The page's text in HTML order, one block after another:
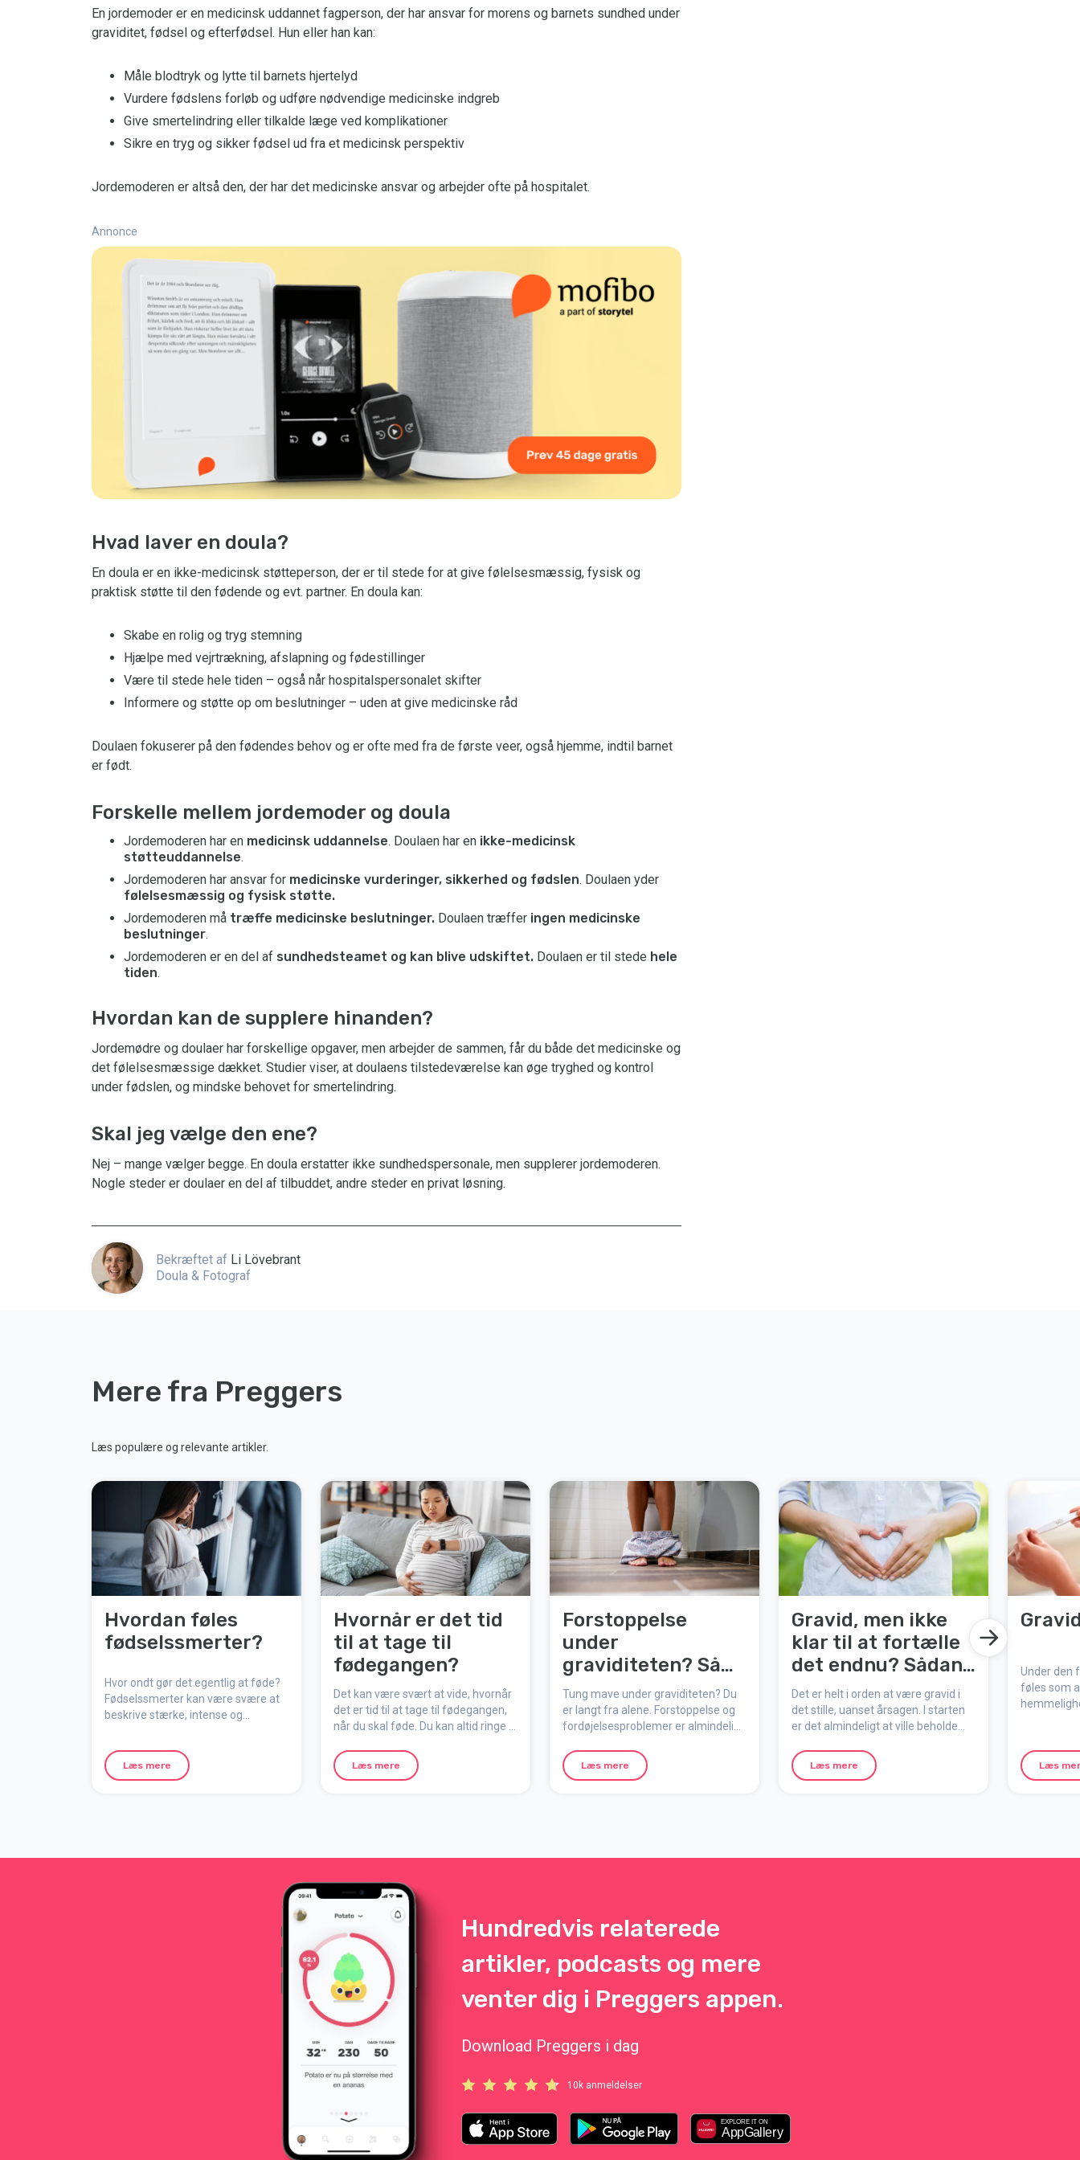
En jordemoder er en medicinsk uddannet fagperson, der har ansvar for morens og barnets sundhed under
graviditet, fødsel og efterfødsel. Hun eller han kan:
Måle blodtryk og lytte til barnets hjertelyd
Vurdere fødslens forløb og udføre nødvendige medicinske indgreb
Give smertelindring eller tilkalde læge ved komplikationer
Sikre en tryg og sikker fødsel ud fra et medicinsk perspektiv
Jordemoderen er altså den, der har det medicinske ansvar og arbejder ofte på hospitalet.
Annonce
Hvad laver en doula?
En doula er en ikke-medicinsk støtteperson, der er til stede for at give følelsesmæssig, fysisk og
praktisk støtte til den fødende og evt. partner. En doula kan:
Skabe en rolig og tryg stemning
Hjælpe med vejrtrækning, afslapning og fødestillinger
Være til stede hele tiden – også når hospitalspersonalet skifter
Informere og støtte op om beslutninger – uden at give medicinske råd
Doulaen fokuserer på den fødendes behov og er ofte med fra de første veer, også hjemme, indtil barnet
er født.
Forskelle mellem jordemoder og doula
Jordemoderen har en medicinsk uddannelse. Doulaen har en ikke-medicinsk
støtteuddannelse.
Jordemoderen har ansvar for medicinske vurderinger, sikkerhed og fødslen. Doulaen yder
følelsesmæssig og fysisk støtte.
Jordemoderen må træffe medicinske beslutninger. Doulaen træffer ingen medicinske
beslutninger.
Jordemoderen er en del af sundhedsteamet og kan blive udskiftet. Doulaen er til stede hele
tiden.
Hvordan kan de supplere hinanden?
Jordemødre og doulaer har forskellige opgaver, men arbejder de sammen, får du både det medicinske og
det følelsesmæssige dækket. Studier viser, at doulaens tilstedeværelse kan øge tryghed og kontrol
under fødslen, og mindske behovet for smertelindring.
Skal jeg vælge den ene?
Nej – mange vælger begge. En doula erstatter ikke sundhedspersonale, men supplerer jordemoderen.
Nogle steder er doulaer en del af tilbuddet, andre steder en privat løsning.
Bekræftet af Li Lövebrant
Doula & Fotograf
Mere fra Preggers
Læs populære og relevante artikler.
Hvordan føles
fødselssmerter?
Hvor ondt gør det egentlig at føde?
Fødselssmerter kan være svære at
beskrive stærke, intense og
naturlige, meningsfulde og
midlertidige. Her forklarer vi,
hvordan smerten føles, hvorfor den
Læs mere
Hvornår er det tid
til at tage til
fødegangen?
Det kan være svært at vide, hvornår
det er tid til at tage til fødegangen,
når du skal føde. Du kan altid ringe til
når veerne er begyndt.
Læs mere
Forstoppelse
under
graviditeten? Så
får du maven i
gang
Tung mave under graviditeten? Du
er langt fra alene. Forstoppelse og
fordøjelsesproblemer er almindelige
tricks, som kan hjælpe.
Læs mere
Gravid, men ikke
klar til at fortælle
det endnu? Sådan
skjuler du det lidt
længere
Det er helt i orden at være gravid i
det stille, uanset årsagen. I starten
er det almindeligt at ville beholde
venter du på ultralyd, føler dig ikke
helt sikker, eller er bare ikke klar
Læs mere
Under den
føles som
graviditet?
med
Læs
Hundredvis relaterede
artikler, podcasts og mere
venter dig i Preggers appen.
Download Preggers i dag
10k anmeldelser